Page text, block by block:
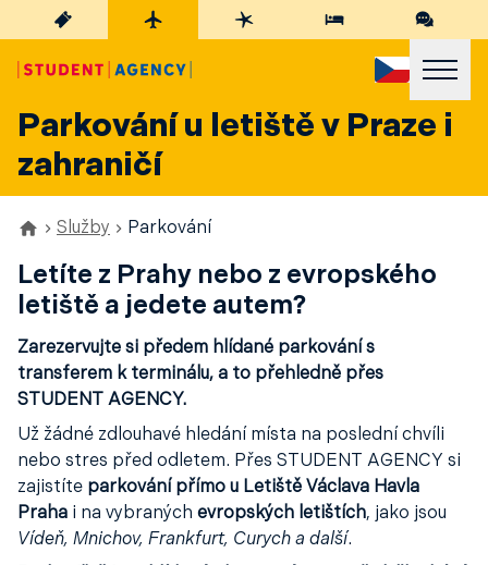
Parkování u letiště v Praze i
zahraničí
Služby Parkování
Letíte z Prahy nebo z evropského
letiště a jedete autem?
Zarezervujte si předem hlídané parkování s
transferem k terminálu, a to přehledně přes
STUDENT AGENCY.
Už žádné zdlouhavé hledání místa na poslední chvíli
nebo stres před odletem. Přes STUDENT AGENCY si
zajistíte parkování přímo u Letiště Václava Havla
Praha i na vybraných evropských letištích, jako jsou
Vídeň, Mnichov, Frankfurt, Curych a další.